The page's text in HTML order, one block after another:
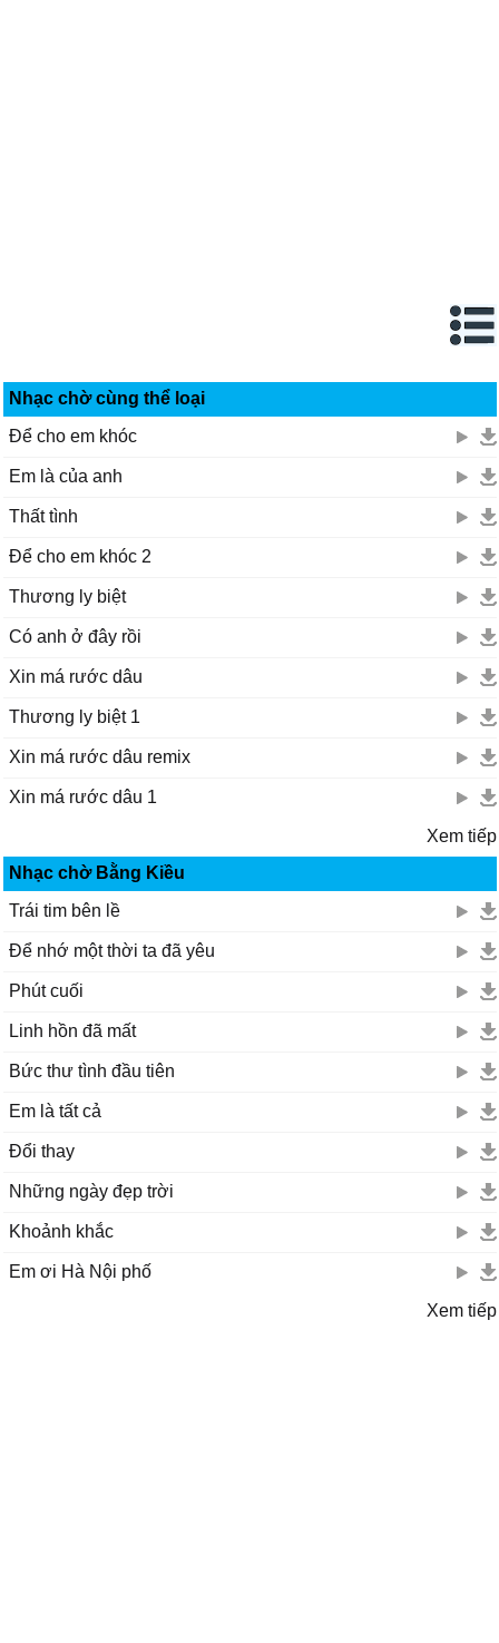
Nhạc chờ cùng thể loại
Để cho em khóc
Em là của anh
Thất tình
Để cho em khóc 2
Thương ly biệt
Có anh ở đây rồi
Xin má rước dâu
Thương ly biệt 1
Xin má rước dâu remix
Xin má rước dâu 1
Xem tiếp
Nhạc chờ Bằng Kiều
Trái tim bên lề
Để nhớ một thời ta đã yêu
Phút cuối
Linh hồn đã mất
Bức thư tình đầu tiên
Em là tất cả
Đổi thay
Những ngày đẹp trời
Khoảnh khắc
Em ơi Hà Nội phố
Xem tiếp